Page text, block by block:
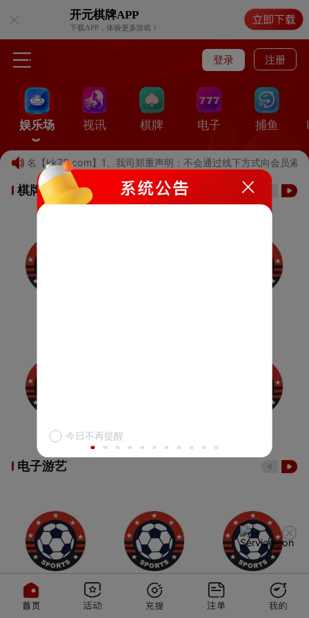
开元棋牌APP
下载APP，体验更多游戏！
登录 注册
娱乐场 视讯 棋牌 电子 捕鱼
记域名【kk78.com】1、我司郑重声明：不会通过线下方式向会员索
棋牌游戏
电子游艺
今日不再提醒